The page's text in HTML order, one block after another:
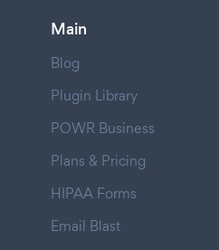
Main
Blog
Plugin Library
POWR Business
Plans & Pricing
HIPAA Forms
Email Blast